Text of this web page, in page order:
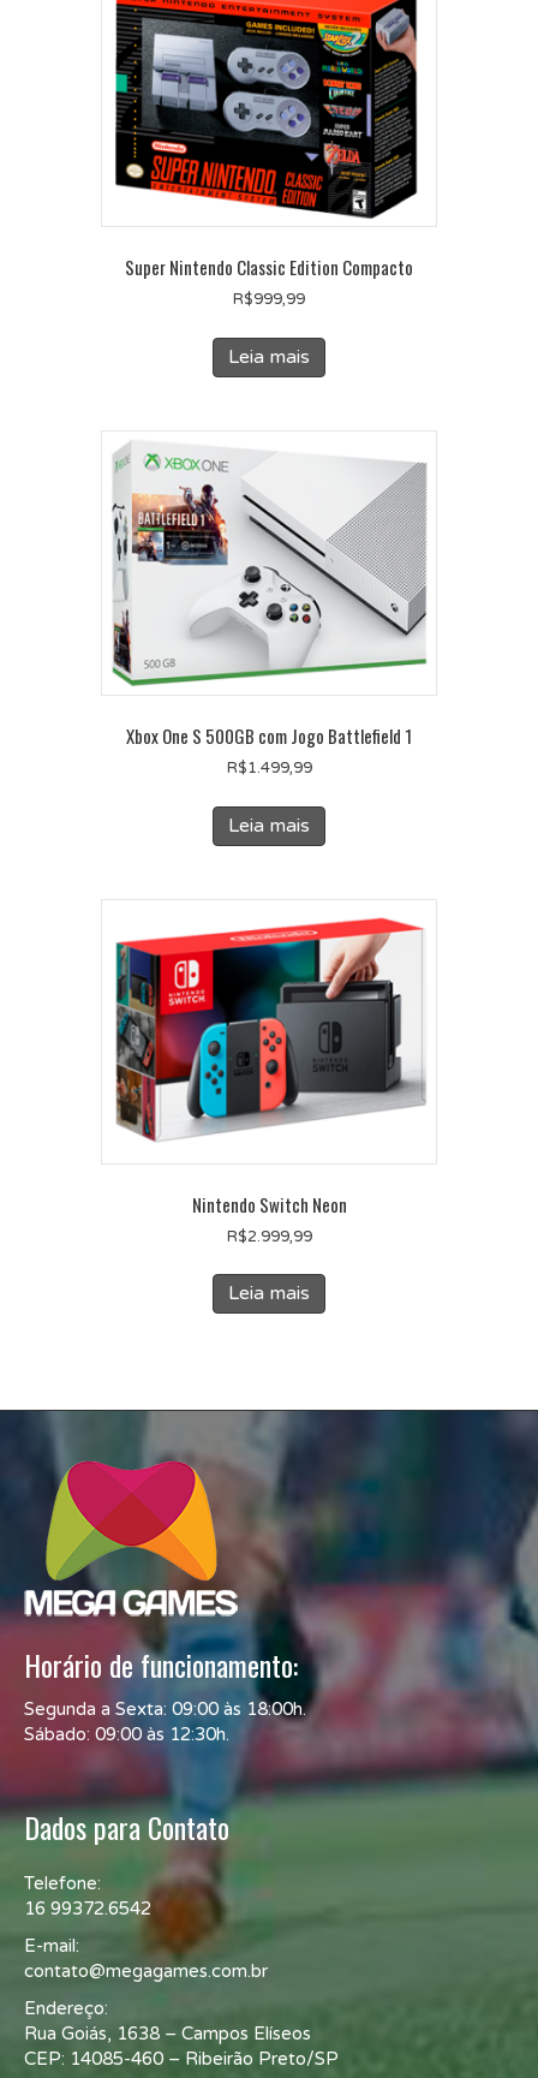
Super Nintendo Classic Edition Compacto
R$999,99
Leia mais
Xbox One S 500GB com Jogo Battlefield 1
R$1.499,99
Leia mais
Nintendo Switch Neon
R$2.999,99
Leia mais
Horário de funcionamento:
Segunda a Sexta: 09:00 às 18:00h.
Sábado: 09:00 às 12:30h.
Dados para Contato
Telefone:
16 99372.6542
E-mail:
contato@megagames.com.br
Endereço:
Rua Goiás, 1638 – Campos Elíseos
CEP: 14085-460 – Ribeirão Preto/SP